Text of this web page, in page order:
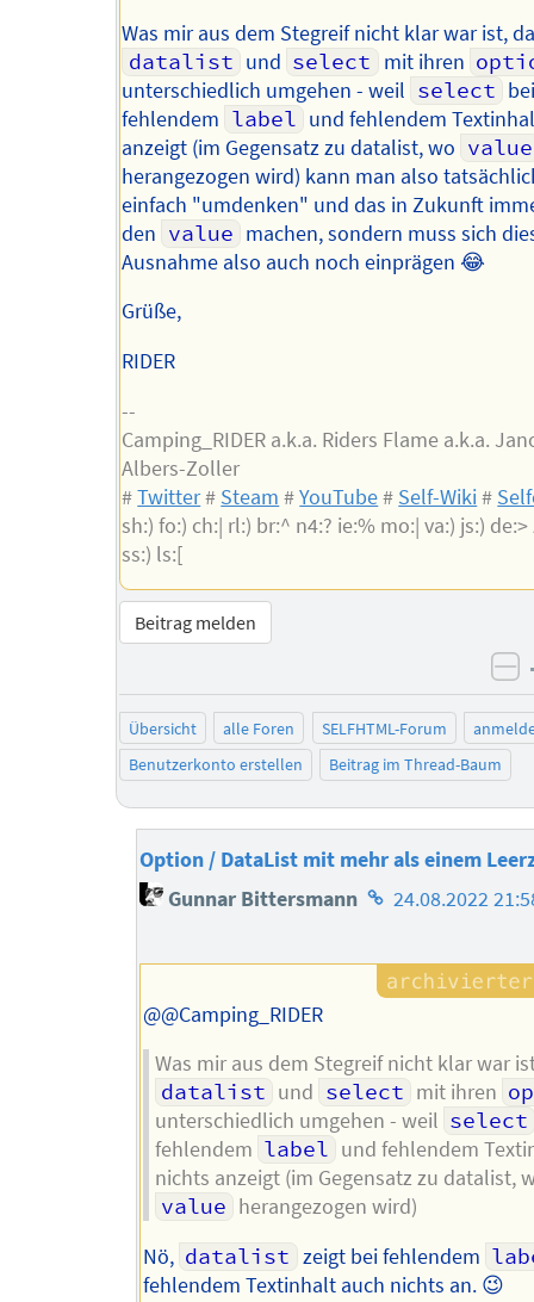
Was mir aus dem Stegreif nicht klar war ist,
datalist und select mit ihren
unterschiedlich umgehen - weil select bei
fehlendem label und fehlendem
anzeigt (im Gegensatz zu datalist, wo value
herangezogen wird) kann man also
einfach "umdenken" und das in Zukunft
den value machen, sondern muss sich
Ausnahme also auch noch einprägen 😂
Grüße,
RIDER
--
Camping_RIDER a.k.a. Riders Flame a.k.a.
Albers-Zoller
#Twitter# Steam #YouTube# Self-Wiki#
sh:) fo:) ch:| rl:) br:^ n4:? ie:% mo:| va:) js:)
ss:) ls:[
Beitrag melden
Übersicht alle Foren SELFHTML-Forum
Benutzerkonto erstellen
Beitrag im Thread-Baum
Option / DataList mit mehr als einem
Gunnar Bittersmann Homepage
Autors
24.08.2022
@@Camping_RIDER
Was mir aus dem Stegreif nicht klar war
datalist und select mit ihren
unterschiedlich umgehen - weil select
fehlendem label und fehlendem
nichts anzeigt (im Gegensatz zu datalist,
value herangezogen wird)
Nö, datalist zeigt bei fehlendem
fehlendem Textinhalt auch nichts an. 😉